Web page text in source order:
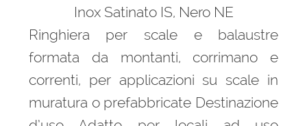
Inox Satinato IS, Nero NE
Ringhiera per scale e balaustre
formata da montanti, corrimano e
correnti, per applicazioni su scale in
muratura o prefabbricate Destinazione